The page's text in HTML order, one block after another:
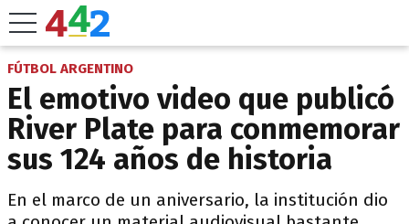
FÚTBOL ARGENTINO
El emotivo video que publicó
River Plate para conmemorar
sus 124 años de historia
En el marco de un aniversario, la institución dio